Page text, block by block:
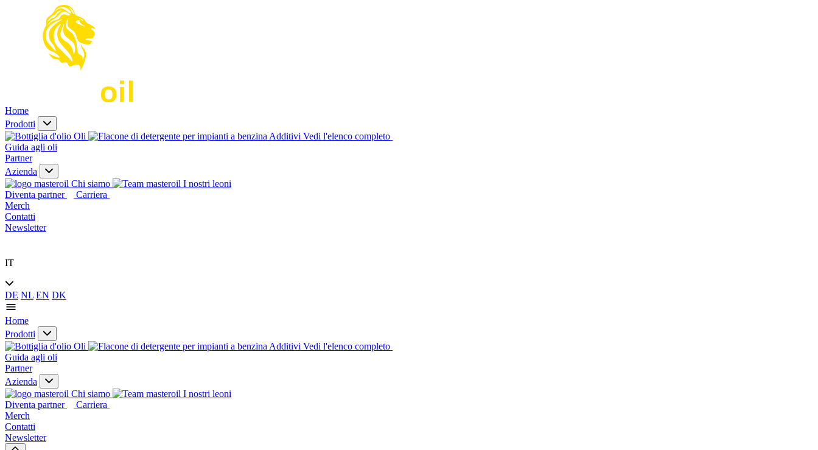
Home
Prodotti
Oli
Additivi Vedi l'elenco completo
Guida agli oli
Partner
Azienda
Chi siamo
I nostri leoni
Diventa partner
Carriera
Merch
Contatti
Newsletter
IT
DE NL EN DK
Home
Prodotti
Oli
Additivi Vedi l'elenco completo
Guida agli oli
Partner
Azienda
Chi siamo
I nostri leoni
Diventa partner
Carriera
Merch
Contatti
Newsletter